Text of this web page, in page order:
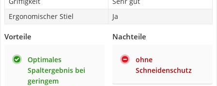
Ergonomischer Stiel
Ja
Vorteile
Optimales
Spaltergebnis bei
geringem
Nachteile
ohne
Schneidenschutz